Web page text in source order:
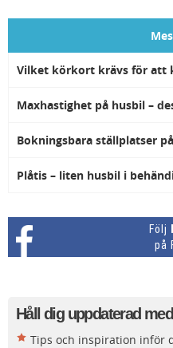
Vilket körkort krävs för att
Maxhastighet på husbil –
Bokningsbara ställplatser
Plåtis – liten husbil i
Följ
på
Håll dig uppdaterad
Tips och inspiration inför